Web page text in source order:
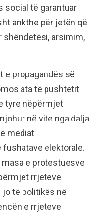
social të garantuar
ankthe për jetën që
shëndetësi, arsimim,
e propagandës së
ata të pushtetit
tyre nëpërmjet
në vite nga dalja
mediat
fushatave elektorale.
masa e protestuesve
rrjeteve
jo të politikës në
e rrjeteve